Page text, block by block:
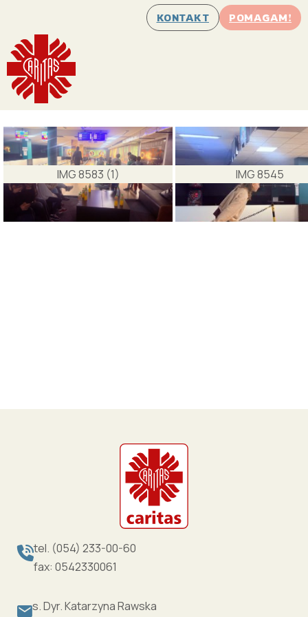
KONTAKT POMAGAM!
IMG 8583 (1) IMG 8545
tel. (054) 233-00-60
fax: 0542330061
s. Dyr. Katarzyna Rawska